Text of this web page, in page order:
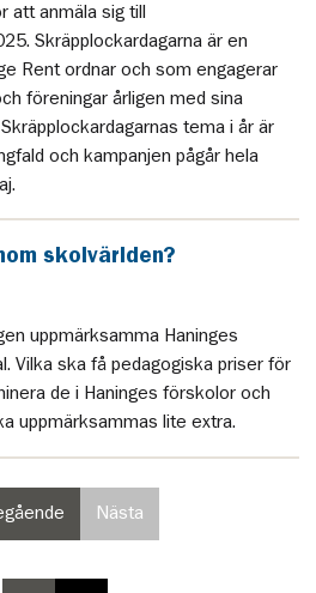
att anmäla sig till
Skräpplockardagarna är en
Rent ordnar och som engagerar
föreningar årligen med sina
tema i år är
och kampanjen pågår hela
skolvärlden?
uppmärksamma Haninges
Vilka ska få pedagogiska priser för
de i Haninges förskolor och
uppmärksammas lite extra.
sida
i
Nästa
sida
i